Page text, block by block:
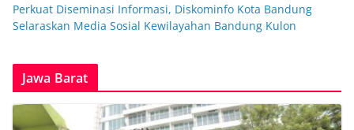
Perkuat Diseminasi Informasi, Diskominfo Kota Bandung
Selaraskan Media Sosial Kewilayahan Bandung Kulon
Jawa Barat